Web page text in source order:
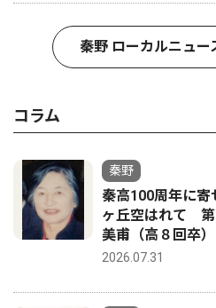
秦野 ローカルニュー
コラム
秦野
秦高100周年に
ヶ丘空はれて 第
美甫（高８回卒）
2026.07.31